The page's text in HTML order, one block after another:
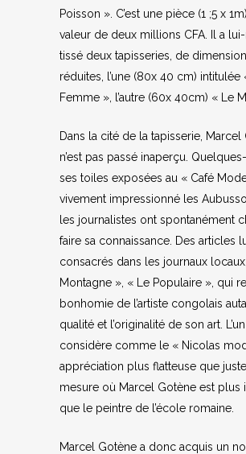
Poisson ». C’est une pièce (1 ;5 x
valeur de deux millions CFA. Il a
tissé deux tapisseries, de
réduites, l’une (80x 40 cm) intitulée
Femme », l’autre (60x 40cm) « Le
Dans la cité de la tapisserie, Marcel
n’est pas passé inaperçu.
ses toiles exposées au « Café
vivement impressionné les
les journalistes ont spontanément
faire sa connaissance. Des articles
consacrés dans les journaux
Montagne », « Le Populaire », qui
bonhomie de l’artiste congolais
qualité et l’originalité de son art.
considère comme le « Nicolas
appréciation plus flatteuse que
mesure où Marcel Gotène est plus
que le peintre de l’école romaine.
Marcel Gotène a donc acquis un